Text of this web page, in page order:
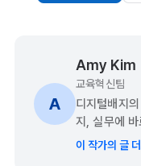
A
Amy Kim
교육혁신팀
디지털배지
지, 실무에
이 작가의 글 더